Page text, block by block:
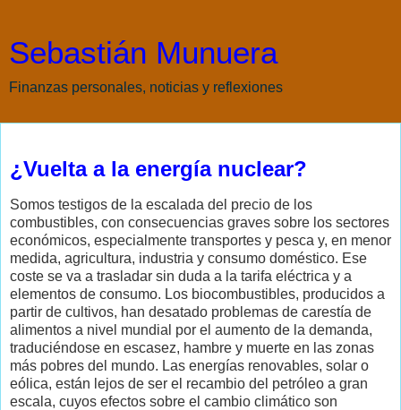
Sebastián Munuera
Finanzas personales, noticias y reflexiones
¿Vuelta a la energía nuclear?
Somos testigos de la escalada del precio de los
combustibles, con consecuencias graves sobre los sectores
económicos, especialmente transportes y pesca y, en menor
medida, agricultura, industria y consumo doméstico. Ese
coste se va a trasladar sin duda a la tarifa eléctrica y a
elementos de consumo. Los biocombustibles, producidos a
partir de cultivos, han desatado problemas de carestía de
alimentos a nivel mundial por el aumento de la demanda,
traduciéndose en escasez, hambre y muerte en las zonas
más pobres del mundo. Las energías renovables, solar o
eólica, están lejos de ser el recambio del petróleo a gran
escala, cuyos efectos sobre el cambio climático son